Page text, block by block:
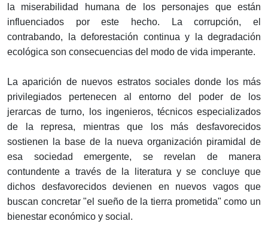
la miserabilidad humana de los personajes que están
influenciados por este hecho. La corrupción, el
contrabando, la deforestación continua y la degradación
ecológica son consecuencias del modo de vida imperante.
La aparición de nuevos estratos sociales donde los más
privilegiados pertenecen al entorno del poder de los
jerarcas de turno, los ingenieros, técnicos especializados
de la represa, mientras que los más desfavorecidos
sostienen la base de la nueva organización piramidal de
esa sociedad emergente, se revelan de manera
contundente a través de la literatura y se concluye que
dichos desfavorecidos devienen en nuevos vagos que
buscan concretar "el sueño de la tierra prometida" como un
bienestar económico y social.